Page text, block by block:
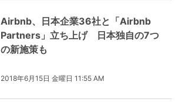
Airbnb、日本企業36社と「Airbnb
Partners」立ち上げ 日本独自の7つ
の新施策も
2018年6月15日 金曜日 11:55 AM